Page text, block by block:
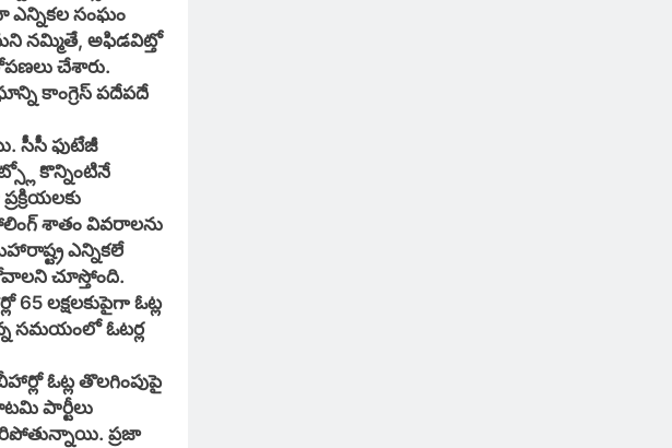
ఎన్నికల సంఘం
నమ్మితే, అఫిడవిట్తో
చేశారు.
కాంగ్రెస్ పదేపదే
సీసీ ఫుటేజీ
కొన్నింటినే
శాతం వివరాలను
ఎన్నికలే
చూస్తోంది.
లక్షలకుపైగా ఓట్ల
సమయంలో ఓటర్ల
ఓట్ల తొలగింపుపై
పార్టీలు
ప్రజా